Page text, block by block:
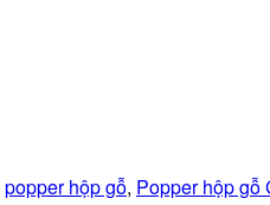
popper hộp gỗ, Popper hộp gỗ